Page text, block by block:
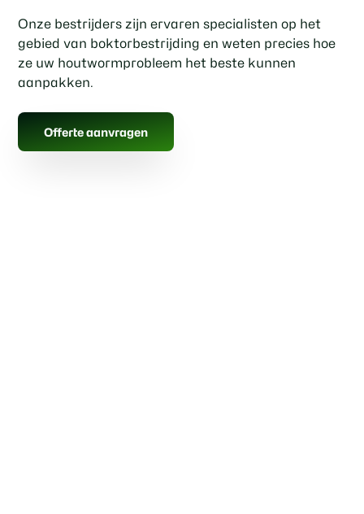
Onze bestrijders zijn ervaren specialisten op het
gebied van boktorbestrijding en weten precies hoe
ze uw houtwormprobleem het beste kunnen
aanpakken.
Offerte aanvragen